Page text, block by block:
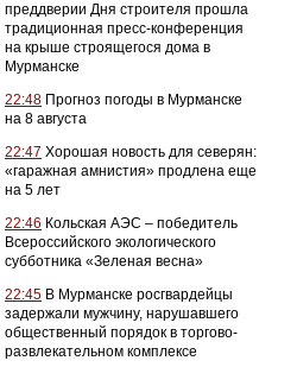
преддверии Дня строителя прошла
традиционная пресс-конференция
на крыше строящегося дома в
Мурманске
22:48 Прогноз погоды в Мурманске
на 8 августа
22:47 Хорошая новость для северян:
«гаражная амнистия» продлена еще
на 5 лет
22:46 Кольская АЭС – победитель
Всероссийского экологического
субботника «Зеленая весна»
22:45 В Мурманске росгвардейцы
задержали мужчину, нарушавшего
общественный порядок в торгово-
развлекательном комплексе